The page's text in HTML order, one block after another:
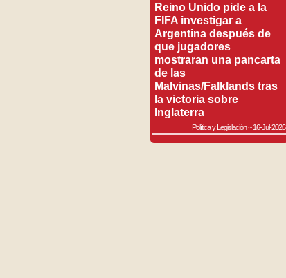
Reino Unido pide a la
FIFA investigar a
Argentina después de
que jugadores
mostraran una pancarta
de las
Malvinas/Falklands tras
la victoria sobre
Inglaterra
Política y Legislación~16-Jul-2026